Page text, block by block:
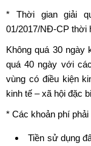
* Thời gian giải
01/2017/NĐ-CP thời
Không quá 30
quá 40 ngày với
vùng có điều kiện
kinh tế – xã hội đặc
* Các khoản phí
Tiền sử dụng